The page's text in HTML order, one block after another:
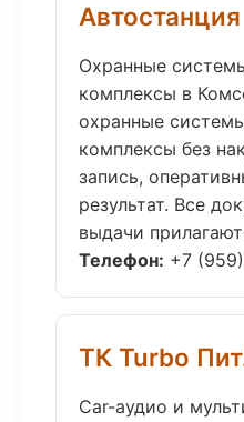
Охранные
комплексы в
охранные
комплексы без
запись,
результат. Все
выдачи
Телефон: +7
ТК Turbo
Car-аудио и